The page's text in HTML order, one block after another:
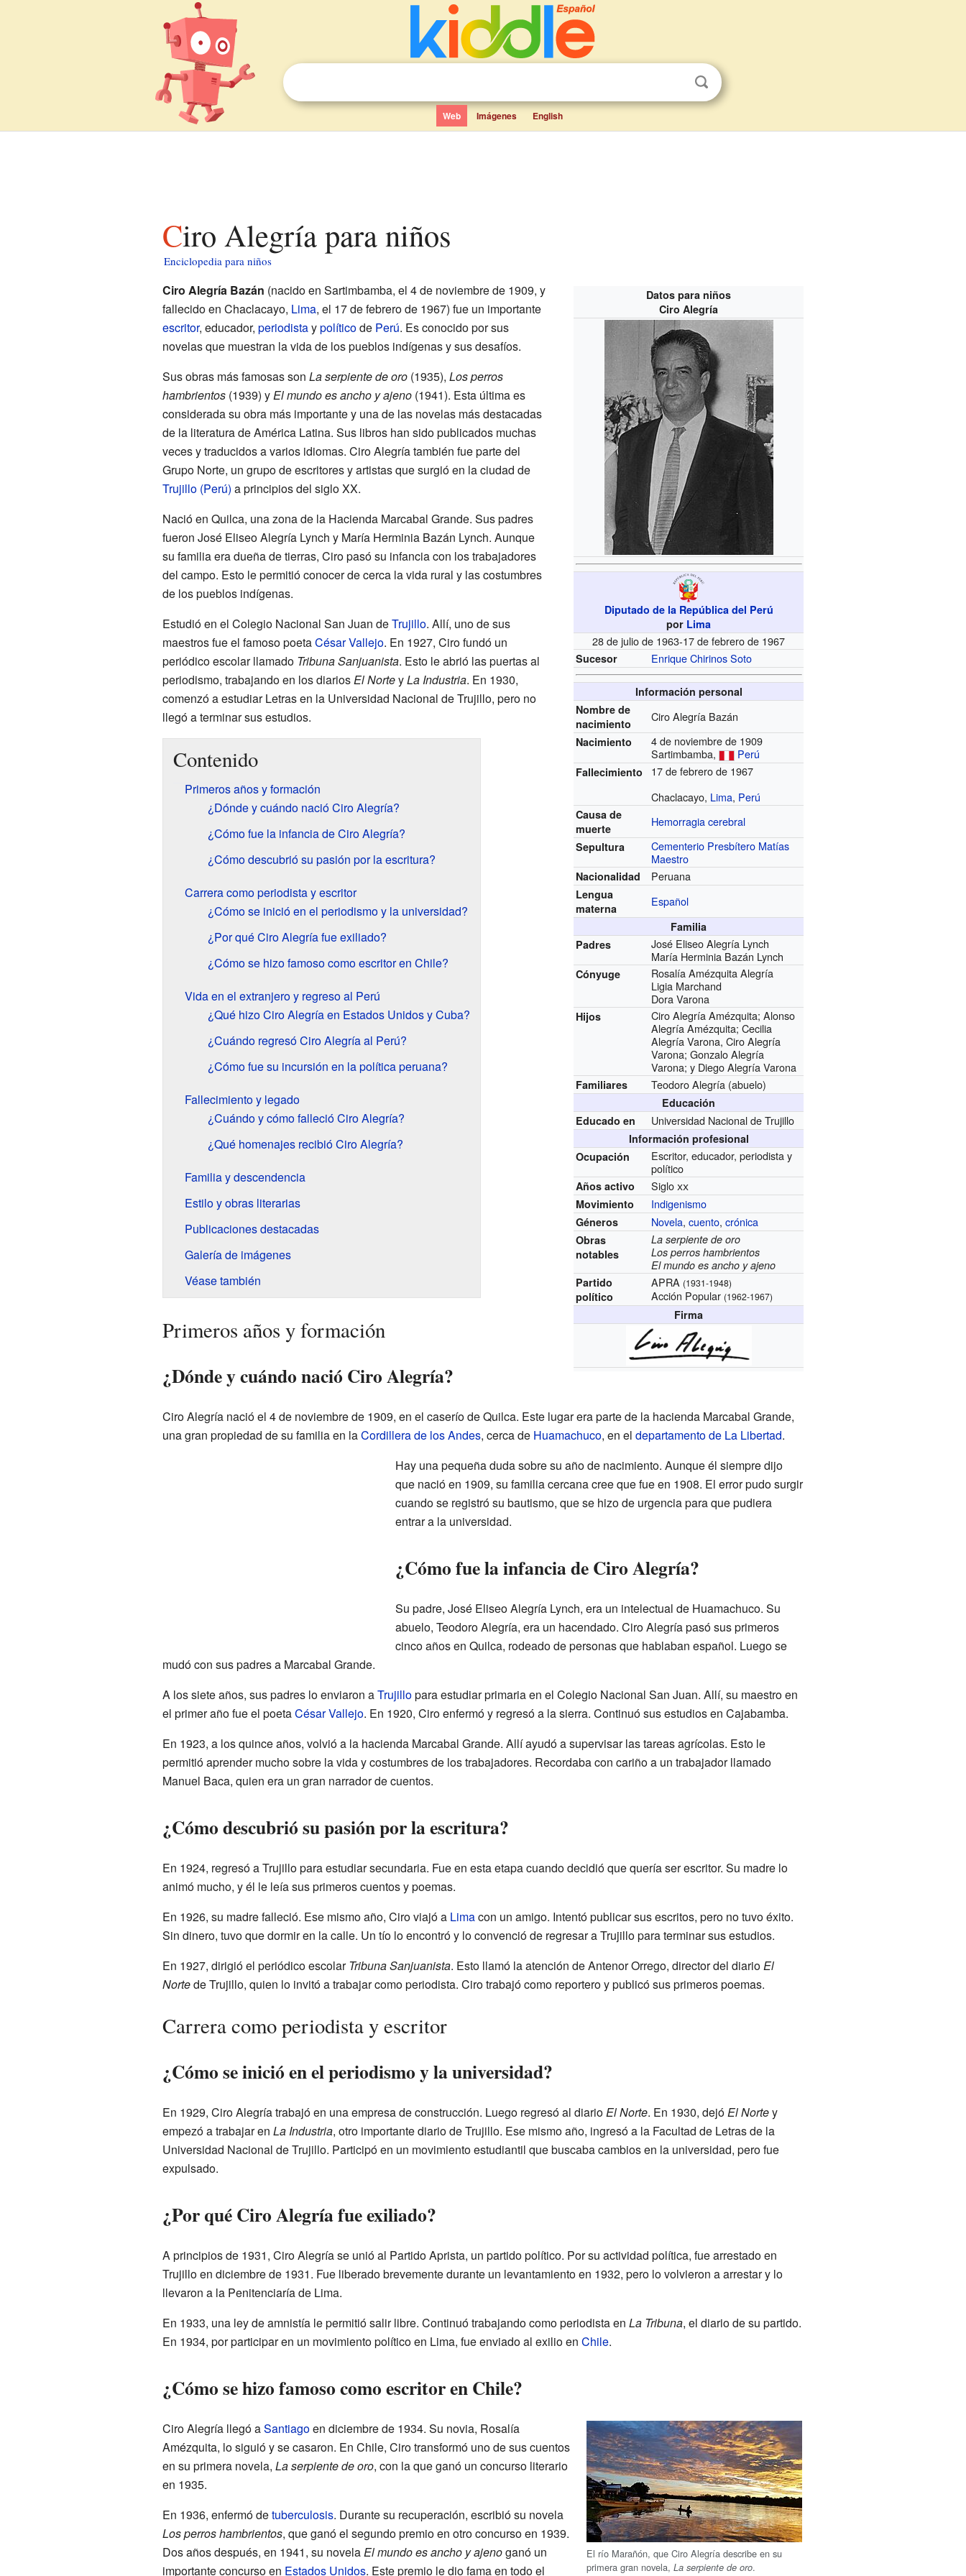
Web Imágenes English
Ciro Alegría para niños
Enciclopedia para niños
Datos para niños
Ciro Alegría
Diputado de la República del Perú
por Lima
28 de julio de 1963-17 de febrero de 1967
Sucesor Enrique Chirinos Soto
Información personal
Nombre de
nacimiento
Ciro Alegría Bazán
Nacimiento
4 de noviembre de 1909
Sartimbamba,
Perú
Fallecimiento
17 de febrero de 1967
Chaclacayo, Lima, Perú
Causa de
muerte
Hemorragia cerebral
Sepultura
Cementerio Presbítero Matías
Maestro
Nacionalidad Peruana
Lengua
materna
Español
Familia
Padres
José Eliseo Alegría Lynch
María Herminia Bazán Lynch
Cónyuge
Rosalía Amézquita Alegría
Ligia Marchand
Dora Varona
Hijos
Ciro Alegría Amézquita; Alonso
Alegría Amézquita; Cecilia
Alegría Varona, Ciro Alegría
Varona; Gonzalo Alegría
Varona; y Diego Alegría Varona
Familiares Teodoro Alegría (abuelo)
Educación
Educado en
Universidad Nacional de Trujillo
Información profesional
Ocupación
Escritor, educador, periodista y
político
Años activo Sigloxx
Movimiento Indigenismo
Géneros Novela,cuento,crónica
Obras
notables
La serpiente de oro
Los perros hambrientos
El mundo es ancho y ajeno
Partido
político
APRA (1931-1948)
Acción Popular (1962-1967)
Firma
Ciro Alegría Bazán (nacido en Sartimbamba, el 4 de noviembre de 1909, y
fallecido en Chaclacayo, Lima, el 17 de febrero de 1967) fue un importante
escritor, educador, periodistaypolíticode Perú. Es conocido por sus
novelas que muestran la vida de los pueblos indígenas y sus desafíos.
Sus obras más famosas son La serpiente de oro(1935), Los perros
hambrientos(1939) yEl mundo es ancho y ajeno(1941). Esta última es
considerada su obra más importante y una de las novelas más destacadas
de la literatura de América Latina. Sus libros han sido publicados muchas
veces y traducidos a varios idiomas. Ciro Alegría también fue parte del
Grupo Norte, un grupo de escritores y artistas que surgió en la ciudad de
Trujillo (Perú) a principios del siglo XX.
Nació en Quilca, una zona de la Hacienda Marcabal Grande. Sus padres
fueron José Eliseo Alegría Lynch y María Herminia Bazán Lynch. Aunque
su familia era dueña de tierras, Ciro pasó su infancia con los trabajadores
del campo. Esto le permitió conocer de cerca la vida rural y las costumbres
de los pueblos indígenas.
Estudió en el Colegio Nacional San Juan deTrujillo. Allí, uno de sus
maestros fue el famoso poetaCésar Vallejo. En 1927, Ciro fundó un
periódico escolar llamado Tribuna Sanjuanista. Esto le abrió las puertas al
periodismo, trabajando en los diariosEl NorteyLa Industria. En 1930,
comenzó a estudiar Letras en la Universidad Nacional de Trujillo, pero no
llegó a terminar sus estudios.
Contenido
Primeros años y formación
¿Dónde y cuándo nació Ciro Alegría?
¿Cómo fue la infancia de Ciro Alegría?
¿Cómo descubrió su pasión por la escritura?
Carrera como periodista y escritor
¿Cómo se inició en el periodismo y la universidad?
¿Por qué Ciro Alegría fue exiliado?
¿Cómo se hizo famoso como escritor en Chile?
Vida en el extranjero y regreso al Perú
¿Qué hizo Ciro Alegría en Estados Unidos y Cuba?
¿Cuándo regresó Ciro Alegría al Perú?
¿Cómo fue su incursión en la política peruana?
Fallecimiento y legado
¿Cuándo y cómo falleció Ciro Alegría?
¿Qué homenajes recibió Ciro Alegría?
Familia y descendencia
Estilo y obras literarias
Publicaciones destacadas
Galería de imágenes
Véase también
Primeros años y formación
¿Dónde y cuándo nació Ciro Alegría?
Ciro Alegría nació el 4 de noviembre de 1909, en el caserío de Quilca. Este lugar era parte de la hacienda Marcabal Grande,
una gran propiedad de su familia en laCordillera de los Andes, cerca de Huamachuco, en el departamento de La Libertad.
Hay una pequeña duda sobre su año de nacimiento. Aunque él siempre dijo
que nació en 1909, su familia cercana cree que fue en 1908. El error pudo surgir
cuando se registró su bautismo, que se hizo de urgencia para que pudiera
entrar a la universidad.
¿Cómo fue la infancia de Ciro Alegría?
Su padre, José Eliseo Alegría Lynch, era un intelectual de Huamachuco. Su
abuelo, Teodoro Alegría, era un hacendado. Ciro Alegría pasó sus primeros
cinco años en Quilca, rodeado de personas que hablaban español. Luego se
mudó con sus padres a Marcabal Grande.
A los siete años, sus padres lo enviaron aTrujillopara estudiar primaria en el Colegio Nacional San Juan. Allí, su maestro en
el primer año fue el poetaCésar Vallejo. En 1920, Ciro enfermó y regresó a la sierra. Continuó sus estudios en Cajabamba.
En 1923, a los quince años, volvió a la hacienda Marcabal Grande. Allí ayudó a supervisar las tareas agrícolas. Esto le
permitió aprender mucho sobre la vida y costumbres de los trabajadores. Recordaba con cariño a un trabajador llamado
Manuel Baca, quien era un gran narrador de cuentos.
¿Cómo descubrió su pasión por la escritura?
En 1924, regresó a Trujillo para estudiar secundaria. Fue en esta etapa cuando decidió que quería ser escritor. Su madre lo
animó mucho, y él le leía sus primeros cuentos y poemas.
En 1926, su madre falleció. Ese mismo año, Ciro viajó a Limacon un amigo. Intentó publicar sus escritos, pero no tuvo éxito.
Sin dinero, tuvo que dormir en la calle. Un tío lo encontró y lo convenció de regresar a Trujillo para terminar sus estudios.
En 1927, dirigió el periódico escolarTribuna Sanjuanista. Esto llamó la atención de Antenor Orrego, director del diarioEl
Nortede Trujillo, quien lo invitó a trabajar como periodista. Ciro trabajó como reportero y publicó sus primeros poemas.
Carrera como periodista y escritor
¿Cómo se inició en el periodismo y la universidad?
En 1929, Ciro Alegría trabajó en una empresa de construcción. Luego regresó al diarioEl Norte. En 1930, dejóEl Nortey
empezó a trabajar en La Industria, otro importante diario de Trujillo. Ese mismo año, ingresó a la Facultad de Letras de la
Universidad Nacional de Trujillo. Participó en un movimiento estudiantil que buscaba cambios en la universidad, pero fue
expulsado.
¿Por qué Ciro Alegría fue exiliado?
A principios de 1931, Ciro Alegría se unió al Partido Aprista, un partido político. Por su actividad política, fue arrestado en
Trujillo en diciembre de 1931. Fue liberado brevemente durante un levantamiento en 1932, pero lo volvieron a arrestar y lo
llevaron a la Penitenciaría de Lima.
En 1933, una ley de amnistía le permitió salir libre. Continuó trabajando como periodista en La Tribuna, el diario de su partido.
En 1934, por participar en un movimiento político en Lima, fue enviado al exilio en Chile.
¿Cómo se hizo famoso como escritor en Chile?
El río Marañón, que Ciro Alegría describe en su
primera gran novela,La serpiente de oro.
Ciro Alegría llegó aSantiagoen diciembre de 1934. Su novia, Rosalía
Amézquita, lo siguió y se casaron. En Chile, Ciro transformó uno de sus cuentos
en su primera novela, La serpiente de oro, con la que ganó un concurso literario
en 1935.
En 1936, enfermó detuberculosis. Durante su recuperación, escribió su novela
Los perros hambrientos, que ganó el segundo premio en otro concurso en 1939.
Dos años después, en 1941, su novelaEl mundo es ancho y ajenoganó un
importante concurso en Estados Unidos. Este premio le dio fama en todo el